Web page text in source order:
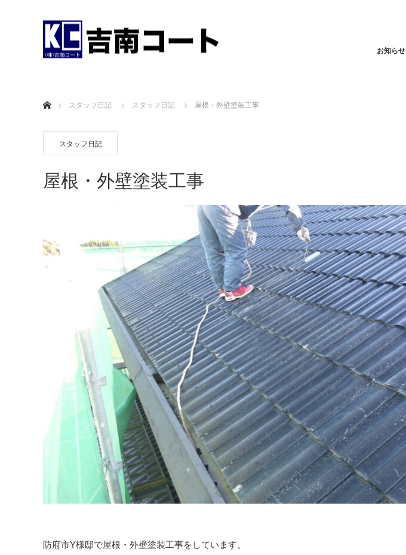
お知らせ
スタッフ日記
スタッフ日記 屋根・外壁塗装工事
スタッフ日記
屋根・外壁塗装工事
防府市Y様邸で屋根・外壁塗装工事をしています。